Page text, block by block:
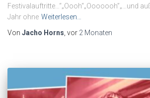
Festivalauftritte…“„Oooh“„Ooooooh”„…und
Jahr ohne Weiterlesen…
Von Jacho Horns, vor 2 Monaten